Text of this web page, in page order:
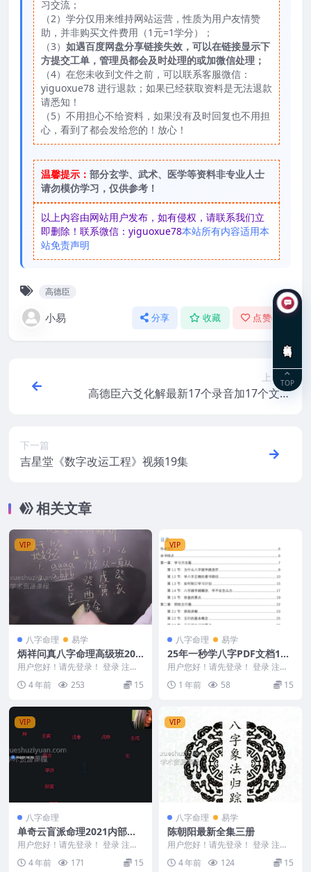
习交流；
（2）学分仅用来维持网站运营，性质为用户友情赞
助，并非购买文件费用（1元=1学分）；
（3） 如遇百度网盘分享链接失效，可以在链接显示下
方提交工单，管理员都会及时处理的或加微信处理；
（4）在您未收到文件之前，可以联系客服微信：
yiguoxue78 进行退款；如果已经获取资料是无法退款
请悉知！
（5）不用担心不给资料，如果没有及时回复也不用担
心，看到了都会发给您的！放心！
温馨提示： 部分玄学、武术、医学等资料非专业人士
请勿模仿学习，仅供参考！
以上内容由网站用户发布，如有侵权，请联系我们立
即删除！联系微信：yiguoxue78本站所有内容适用本
站免责声明
高德臣
小易 分享 收藏 点赞(
上一篇
高德臣六爻化解最新17个录音加17个文档
下一篇
吉星堂《数字改运工程》视频19集
相关文章
VIP
八字命理 易学
炳祥问真八字命理高级班20
集百度云下载
用户您好！请先登录！ 登录 注册
炳祥问真八字命理高级班 炳祥问
真八字命理高级...
4 年前 253 15
VIP
八字命理 易学
25年一秒学八字PDF文档170
页Y
用户您好！请先登录！ 登录 注册
25年一秒学八字PDF文档170页Y 2
504...1 年前 58 15
VIP
八字命理
单奇云盲派命理2021内部课
程
用户您好！请先登录！ 登录 注册
编码：D22592 .单奇云盲派命理2
021内...
4 年前 171 15
VIP
八字命理 易学
陈朝阳最新全集三册
用户您好！请先登录！ 登录 注册
陈朝阳最新全集三册 编号：3078
DB0806...
4 年前 124 15
TOP